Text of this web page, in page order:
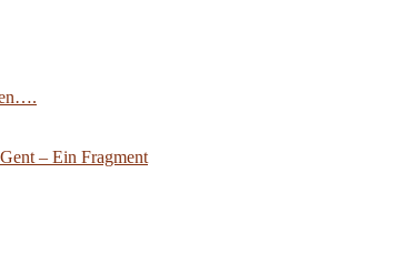
– Ein Fragment